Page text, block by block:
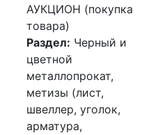
АУКЦИОН (покупка
товара)
Раздел: Черный и
цветной
металлопрокат,
метизы (лист,
швеллер, уголок,
арматура,